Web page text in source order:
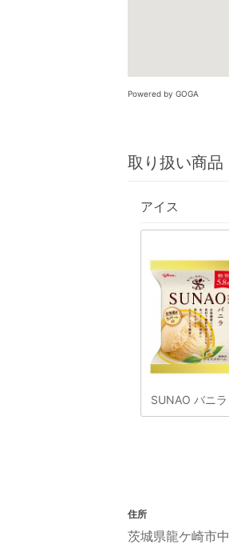
Powered by GOGA
取り扱い商品
アイス
SUNAO バニラ
住所
茨城県龍ケ崎市